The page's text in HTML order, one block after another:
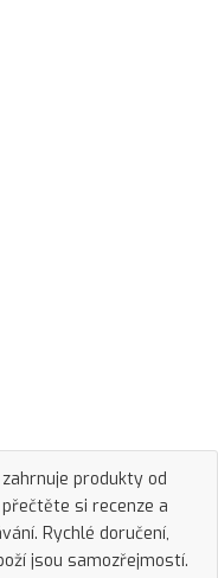
produkty od
přečtěte si recenze a
Rychlé doručení,
jsou samozřejmostí.